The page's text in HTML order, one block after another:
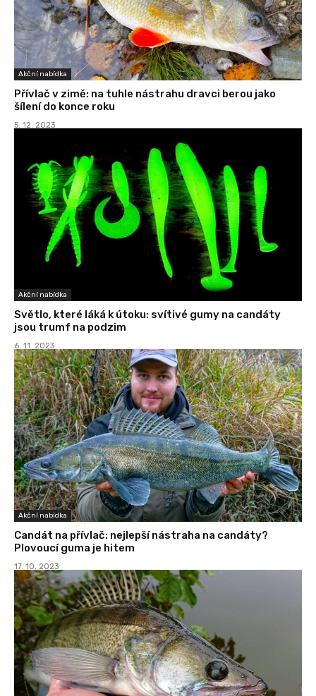
Akční nabídka
Přívlač v zimě: na tuhle nástrahu dravci berou jako
šílení do konce roku
5. 12. 2023
Akční nabídka
Světlo, které láká k útoku: svítivé gumy na candáty
jsou trumf na podzim
6. 11. 2023
Akční nabídka
Candát na přívlač: nejlepší nástraha na candáty?
Plovoucí guma je hitem
17. 10. 2023